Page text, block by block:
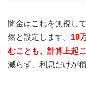
闇金はこれを無視し
然と設定します。 10
むことも、計算上起こ
減らず、利息だけが